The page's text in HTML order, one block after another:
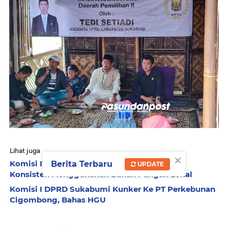
Lihat juga
Komisi IV DPRD Sukabumi Ingatkan SPPG
Konsisten Menggunakan Bahan Pangan Lokal
Komisi I DPRD Sukabumi Kunker Ke PT Perkebunan
Cigombong, Bahas HGU
×
Berita Terbaru UPDATE